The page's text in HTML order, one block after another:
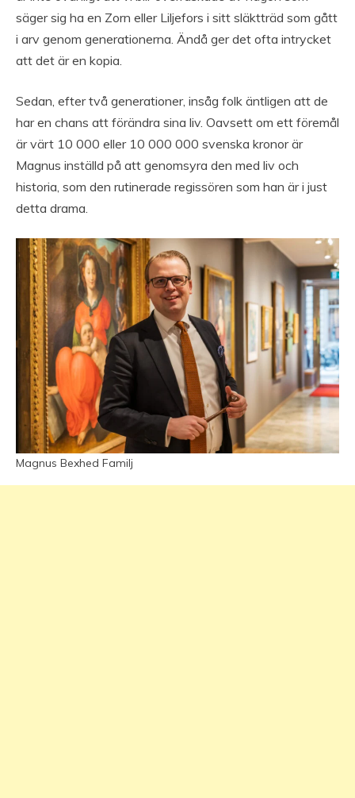
säger sig ha en Zorn eller Liljefors i sitt släktträd som gått
i arv genom generationerna. Ändå ger det ofta intrycket
att det är en kopia.
Sedan, efter två generationer, insåg folk äntligen att de
har en chans att förändra sina liv. Oavsett om ett föremål
är värt 10 000 eller 10 000 000 svenska kronor är
Magnus inställd på att genomsyra den med liv och
historia, som den rutinerade regissören som han är i just
detta drama.
Magnus Bexhed Familj